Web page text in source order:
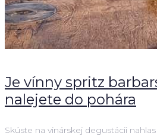
Je vínny spritz
nalejete do pohára
Skúste na vinárskej degustácii